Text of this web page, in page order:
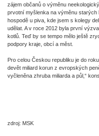
zájem občanů o výměnu
prvotní myšlenka na výměnu
hospodě u piva, kde jsem s kolegy
udělat. A v roce 2012 byla první
kotlů. Teď by se tempo mělo ještě
podpory kraje, obcí a měst.
Pro celou Českou republiku je do
devět miliard korun z evropských
vyčleněna zhruba miliarda a půl,“
zdroj: MSK